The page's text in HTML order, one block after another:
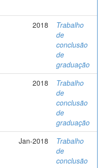
2018
Trabalho
de
conclusão
de
graduação
2018
Trabalho
de
conclusão
de
graduação
Jan-2018
Trabalho
de
conclusão